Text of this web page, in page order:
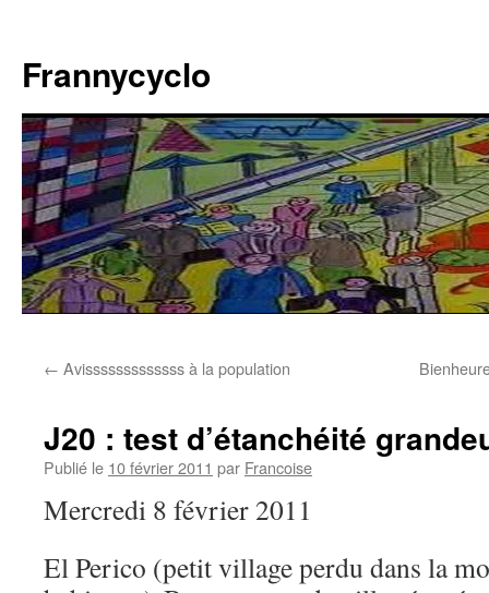
contenu
Frannycyclo
← Avisssssssssssss à la population
J20 : test d’étanchéité
Publié le 10 février 2011 par Francoise
Mercredi 8 février 2011
El Perico (petit village perdu dans la